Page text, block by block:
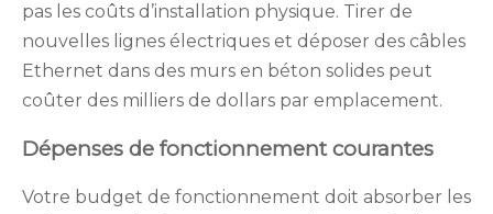
pas les coûts d’installation physique. Tirer de
nouvelles lignes électriques et déposer des câbles
Ethernet dans des murs en béton solides peut
coûter des milliers de dollars par emplacement.
Dépenses de fonctionnement courantes
Votre budget de fonctionnement doit absorber les